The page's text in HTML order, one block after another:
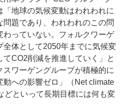
地球の気候変動はわれわれに
問題であり、われわれのこの問
わっていない。フォルクワーゲ
全体として2050年までに気候変
CO2削減を推進していく」と
ワーゲングループが積極的に
動への影響ゼロ」（Net climate
どといって長期目標には何も変